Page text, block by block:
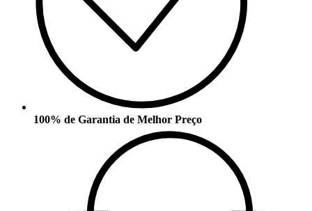
100% de Garantia de Melhor Preço